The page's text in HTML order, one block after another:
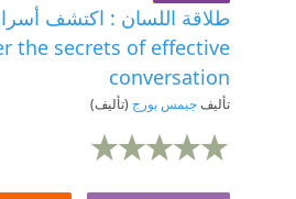
طلاقة اللسان : اكتشف أسرار
the secrets of effective
conversation‎
تأليفجيمس بورج (تأليف)